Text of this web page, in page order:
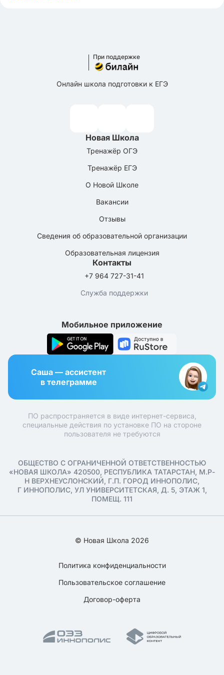
При поддержке
Онлайн школа подготовки к ЕГЭ
Новая Школа
Тренажёр ОГЭ
Тренажёр ЕГЭ
О Новой Школе
Вакансии
Отзывы
Сведения об образовательной организации
Образовательная лицензия
Контакты
+7 964 727-31-41
Служба поддержки
Мобильное приложение
Саша — ассистент
в телеграмме
ПО распространяется в виде интернет-сервиса,
специальные действия по установке ПО на стороне
пользователя не требуются
ОБЩЕСТВО С ОГРАНИЧЕННОЙ ОТВЕТСТВЕННОСТЬЮ
«НОВАЯ ШКОЛА» 420500, РЕСПУБЛИКА ТАТАРСТАН, М.Р-
Н ВЕРХНЕУСЛОНСКИЙ, Г.П. ГОРОД ИННОПОЛИС,
Г ИННОПОЛИС, УЛ УНИВЕРСИТЕТСКАЯ, Д. 5, ЭТАЖ 1,
ПОМЕЩ. 111
© Новая Школа 2026
Политика конфиденциальности
Пользовательское соглашение
Договор-оферта